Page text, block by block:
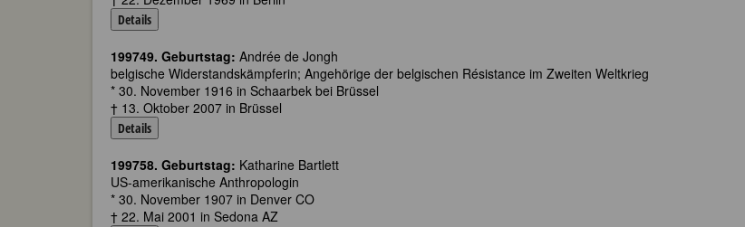
Details
199749. Geburtstag: Andrée de Jongh
belgische Widerstandskämpferin; Angehörige der belgischen Résistance im Zweiten Weltkrieg
* 30. November 1916 in Schaarbek bei Brüssel
† 13. Oktober 2007 in Brüssel
Details
199758. Geburtstag: Katharine Bartlett
US-amerikanische Anthropologin
* 30. November 1907 in Denver CO
† 22. Mai 2001 in Sedona AZ